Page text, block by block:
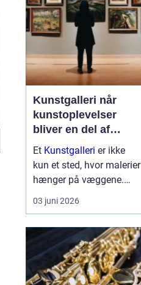
sammenhæng på tværs
af hjemmeside, sociale
medier, tryksa...
Kunstgalleri når
kunstoplevelser
bliver en del af
hverdagen
Et Kunstgalleri er ikke
kun et sted, hvor malerier
hænger på væggene.
Det er et rum, hvor lys,
arkitektur, mennesker og
og skaber nye
perspektiver på verden.
Mange forbinder
gallerier med fer...
03 juni 2026